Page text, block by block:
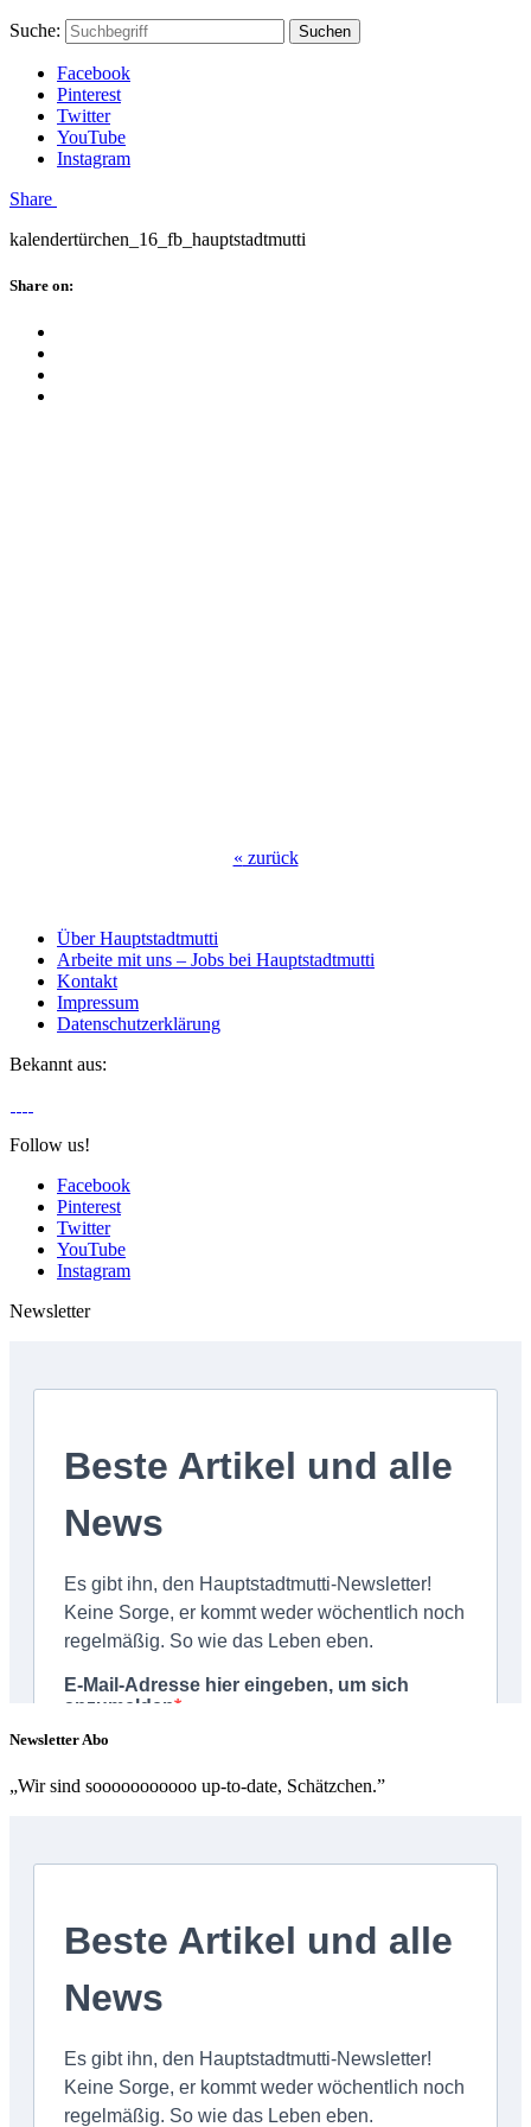
Skip
content
Hauptstadtmutti
Schließen
Search
Schließen
Suche: Suchen
Facebook
Pinterest
Twitter
YouTube
Instagram
Menü
Share
kalendertürchen_16_fb_hauptstadtmutti
Schließen
Share on:
« zurück
Über Hauptstadtmutti
Arbeite mit uns – Jobs bei Hauptstadtmutti
Kontakt
Impressum
Datenschutzerklärung
Bekannt aus:
Follow us!
Facebook
Pinterest
Twitter
YouTube
Instagram
Newsletter
Newsletter Abo
„Wir sind sooooooooooo up-to-date, Schätzchen.”